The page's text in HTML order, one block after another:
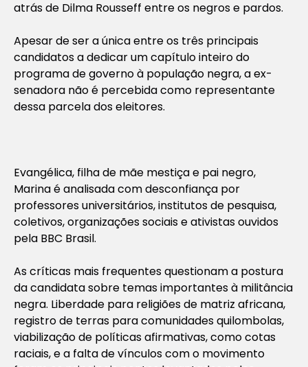
atrás de Dilma Rousseff entre os negros e pardos.
Apesar de ser a única entre os três principais
candidatos a dedicar um capítulo inteiro do
programa de governo à população negra, a ex-
senadora não é percebida como representante
dessa parcela dos eleitores.
Evangélica, filha de mãe mestiça e pai negro,
Marina é analisada com desconfiança por
professores universitários, institutos de pesquisa,
coletivos, organizações sociais e ativistas ouvidos
pela BBC Brasil.
As críticas mais frequentes questionam a postura
da candidata sobre temas importantes à militância
negra. Liberdade para religiões de matriz africana,
registro de terras para comunidades quilombolas,
viabilização de políticas afirmativas, como cotas
raciais, e a falta de vínculos com o movimento